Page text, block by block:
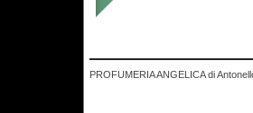
PROFUMERIA ANGELICA di